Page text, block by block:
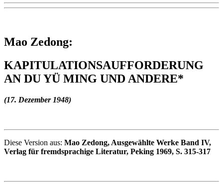
Mao Zedong:
KAPITULATIONSAUFFORDERUNG
AN DU YÜ MING UND ANDERE*
(17. Dezember 1948)
Diese Version aus: Mao Zedong, Ausgewählte Werke Band IV,
Verlag für fremdsprachige Literatur, Peking 1969, S. 315-317